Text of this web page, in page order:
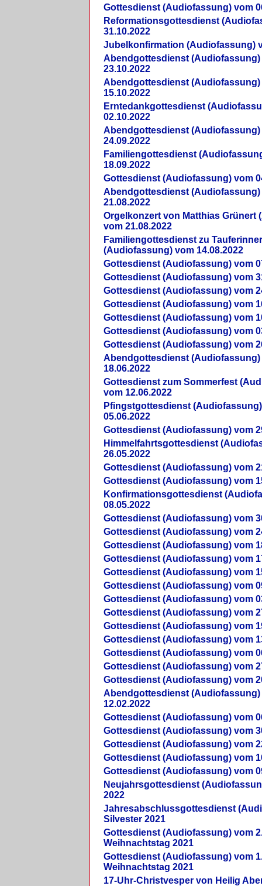
Gottesdienst (Audiofassung) vom
Reformationsgottesdienst
31.10.2022
Jubelkonfirmation (Audiofassung)
Abendgottesdienst (Audiofassung)
23.10.2022
Abendgottesdienst (Audiofassung)
15.10.2022
Erntedankgottesdienst
02.10.2022
Abendgottesdienst (Audiofassung)
24.09.2022
Familiengottesdienst
18.09.2022
Gottesdienst (Audiofassung) vom
Abendgottesdienst (Audiofassung)
21.08.2022
Orgelkonzert von Matthias Grünert
vom 21.08.2022
Familiengottesdienst zu
(Audiofassung) vom 14.08.2022
Gottesdienst (Audiofassung) vom
Gottesdienst (Audiofassung) vom
Gottesdienst (Audiofassung) vom
Gottesdienst (Audiofassung) vom
Gottesdienst (Audiofassung) vom
Gottesdienst (Audiofassung) vom
Gottesdienst (Audiofassung) vom
Abendgottesdienst (Audiofassung)
18.06.2022
Gottesdienst zum Sommerfest
vom 12.06.2022
Pfingstgottesdienst
05.06.2022
Gottesdienst (Audiofassung) vom
Himmelfahrtsgottesdienst
26.05.2022
Gottesdienst (Audiofassung) vom
Gottesdienst (Audiofassung) vom
Konfirmationsgottesdienst
08.05.2022
Gottesdienst (Audiofassung) vom
Gottesdienst (Audiofassung) vom
Gottesdienst (Audiofassung) vom
Gottesdienst (Audiofassung) vom
Gottesdienst (Audiofassung) vom
Gottesdienst (Audiofassung) vom
Gottesdienst (Audiofassung) vom
Gottesdienst (Audiofassung) vom
Gottesdienst (Audiofassung) vom
Gottesdienst (Audiofassung) vom
Gottesdienst (Audiofassung) vom
Gottesdienst (Audiofassung) vom
Gottesdienst (Audiofassung) vom
Abendgottesdienst (Audiofassung)
12.02.2022
Gottesdienst (Audiofassung) vom
Gottesdienst (Audiofassung) vom
Gottesdienst (Audiofassung) vom
Gottesdienst (Audiofassung) vom
Gottesdienst (Audiofassung) vom
Neujahrsgottesdienst
2022
Jahresabschlussgottesdienst
Silvester 2021
Gottesdienst (Audiofassung) vom
Weihnachtstag 2021
Gottesdienst (Audiofassung) vom
Weihnachtstag 2021
17-Uhr-Christvesper von Heilig